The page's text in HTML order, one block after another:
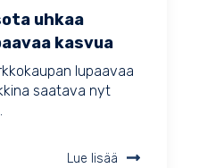
uhkaa
kasvua
lupaavaa
saatava nyt
Lue lisää